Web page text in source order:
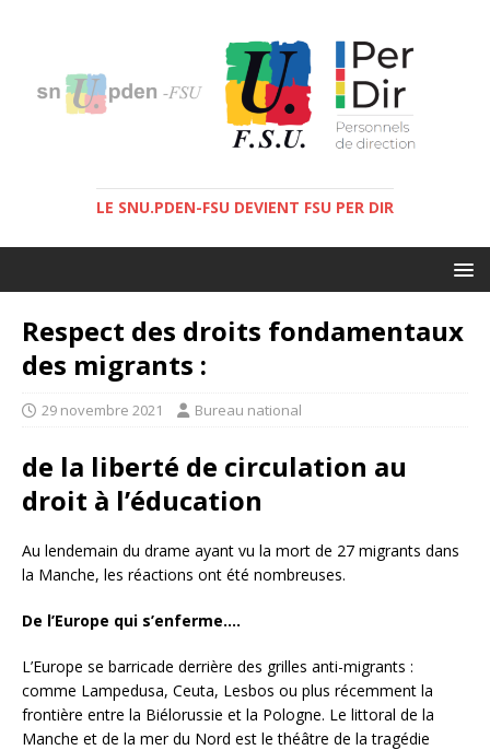
LE SNU.PDEN-FSU DEVIENT FSU PER DIR
Respect des droits fondamentaux
des migrants :
29 novembre 2021 Bureau national
de la liberté de circulation au
droit à l’éducation
Au lendemain du drame ayant vu la mort de 27 migrants dans
la Manche, les réactions ont été nombreuses.
De l’Europe qui s’enferme….
L’Europe se barricade derrière des grilles anti-migrants :
comme Lampedusa, Ceuta, Lesbos ou plus récemment la
frontière entre la Biélorussie et la Pologne. Le littoral de la
Manche et de la mer du Nord est le théâtre de la tragédie